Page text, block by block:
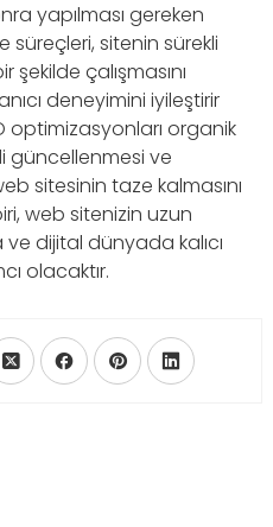
yapılması gereken
süreçleri, sitenin sürekli
çalışmasını
deneyimini iyileştirir
optimizasyonları organik
güncellenmesi ve
sitesinin taze kalmasını
web sitenizin uzun
dijital dünyada kalıcı
olacaktır.